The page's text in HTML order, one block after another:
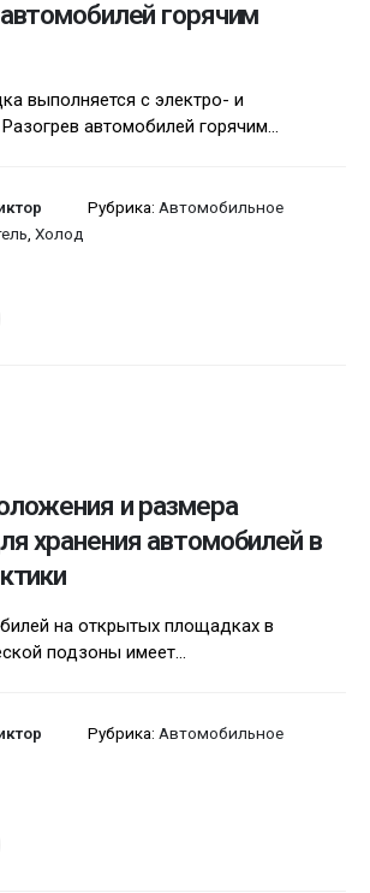
горячим
выполняется с электро- и
автомобилей горячим...
Рубрика: Автомобильное
, Холод
и размера
хранения автомобилей в
на открытых площадках в
подзоны имеет...
Рубрика: Автомобильное